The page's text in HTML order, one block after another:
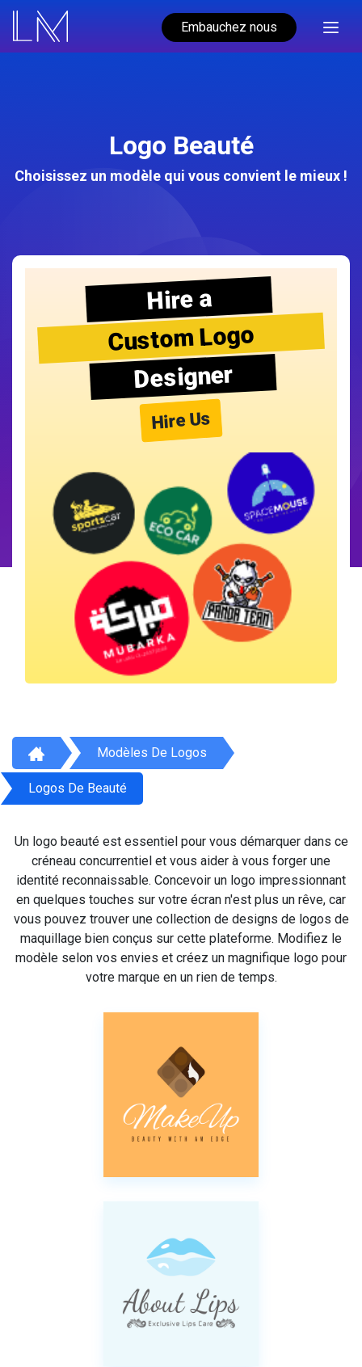
Embauchez nous
Logo Beauté
Choisissez un modèle qui vous convient le mieux !
Hire a
Custom Logo
Designer
Hire Us
Modèles De Logos
Logos De Beauté
Un logo beauté est essentiel pour vous démarquer dans ce
créneau concurrentiel et vous aider à vous forger une
identité reconnaissable. Concevoir un logo impressionnant
en quelques touches sur votre écran n'est plus un rêve, car
vous pouvez trouver une collection de designs de logos de
maquillage bien conçus sur cette plateforme. Modifiez le
modèle selon vos envies et créez un magnifique logo pour
votre marque en un rien de temps.